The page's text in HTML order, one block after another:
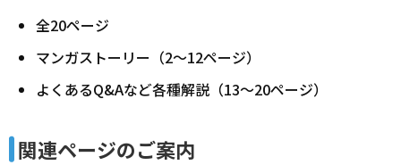
全20ページ
マンガストーリー（2～12ページ）
よくあるQ&Aなど各種解説（13～20ページ）
関連ページのご案内